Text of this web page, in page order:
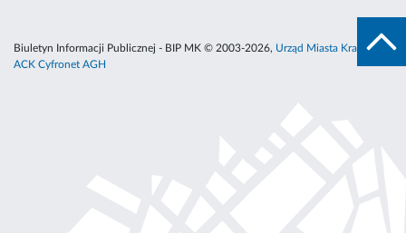
Biuletyn Informacji Publicznej - BIP MK © 2003-2026, Urząd Miasta Krakowa
ACK Cyfronet AGH